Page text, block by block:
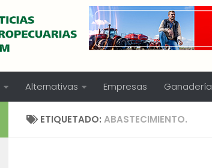
Alternativas Empresas Ganadería
ETIQUETADO:ABASTECIMIENTO.